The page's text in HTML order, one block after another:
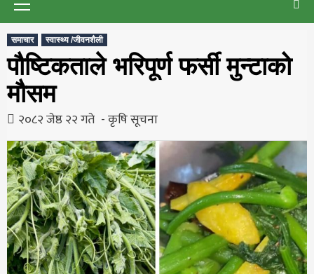
समाचार स्वास्थ्य /जीवनशैली
पौष्टिकताले भरिपूर्ण फर्सी मुन्टाको
मौसम
२०८२ जेष्ठ २२ गते कृषि सूचना